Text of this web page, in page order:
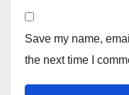
Save my name,
the next time I